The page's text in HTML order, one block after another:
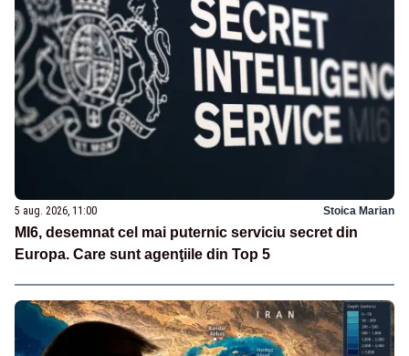
5 aug. 2026, 11:00 Stoica Marian
MI6, desemnat cel mai puternic serviciu secret din
Europa. Care sunt agenţiile din Top 5